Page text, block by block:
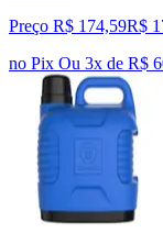
Preço R$ 174,59R$
no Pix Ou 3x de R$